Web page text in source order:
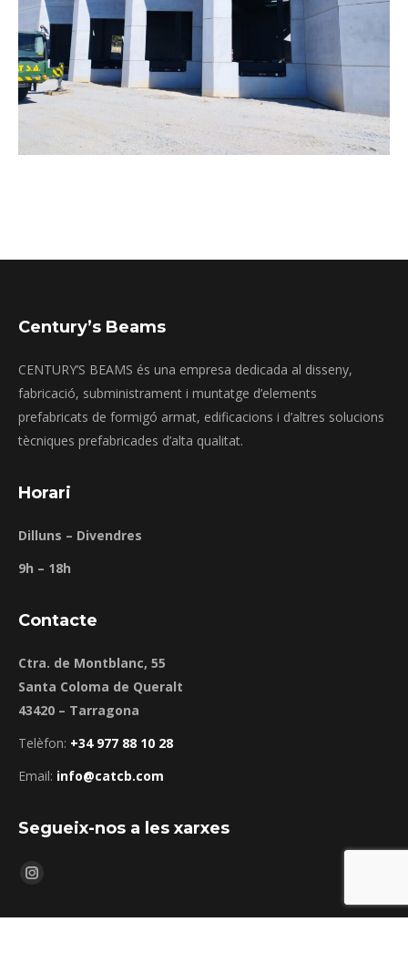
Century’s Beams
CENTURY’S BEAMS és una empresa dedicada al disseny,
fabricació, subministrament i muntatge d’elements
prefabricats de formigó armat, edificacions i d’altres solucions
tècniques prefabricades d’alta qualitat.
Horari
Dilluns – Divendres
9h – 18h
Contacte
Ctra. de Montblanc, 55
Santa Coloma de Queralt
43420 – Tarragona
Telèfon: +34 977 88 10 28
Email: info@catcb.com
Segueix-nos a les xarxes
Find us on:
Instagram